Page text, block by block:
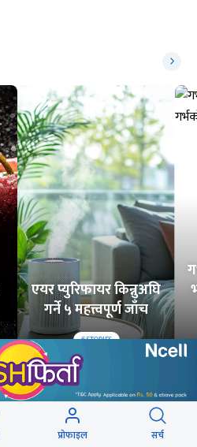
एयर प्युरिफायर किन्नुअघि
गर्ने ५ महत्त्वपूर्ण जाँच
6STORIES
प्रोफाइल सर्च